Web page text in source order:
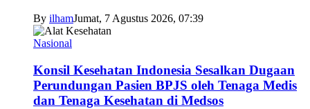
By ilhamJumat, 7 Agustus 2026, 07:39
Nasional
Konsil Kesehatan Indonesia Sesalkan Dugaan
Perundungan Pasien BPJS oleh Tenaga Medis
dan Tenaga Kesehatan di Medsos